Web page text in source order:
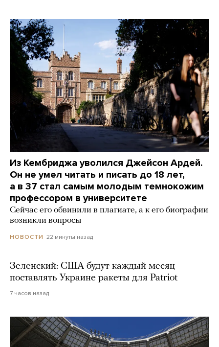
Из Кембриджа уволился Джейсон Ардей.
Он не умел читать и писать до 18 лет,
а в 37 стал самым молодым темнокожим
профессором в университете
Сейчас его обвинили в плагиате, а к его биографии
возникли вопросы
НОВОСТИ 22 минуты назад
Зеленский: США будут каждый месяц
поставлять Украине ракеты для Patriot
7 часов назад